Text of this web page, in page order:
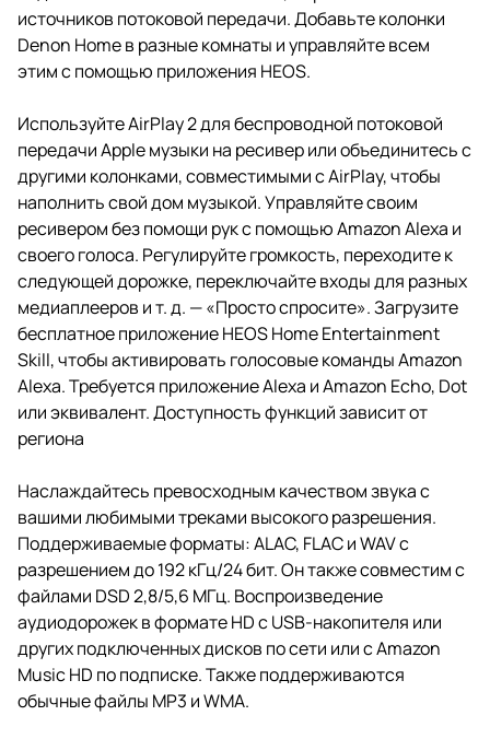
источников потоковой передачи. Добавьте колонки
Denon Home в разные комнаты и управляйте всем
этим с помощью приложения HEOS.
Используйте AirPlay 2 для беспроводной потоковой
передачи Apple музыки на ресивер или объединитесь с
другими колонками, совместимыми с AirPlay, чтобы
наполнить свой дом музыкой. Управляйте своим
ресивером без помощи рук с помощью Amazon Alexa и
своего голоса. Регулируйте громкость, переходите к
следующей дорожке, переключайте входы для разных
медиаплееров и т. д. — «Просто спросите». Загрузите
бесплатное приложение HEOS Home Entertainment
Skill, чтобы активировать голосовые команды Amazon
Alexa. Требуется приложение Alexa и Amazon Echo, Dot
или эквивалент. Доступность функций зависит от
региона
Наслаждайтесь превосходным качеством звука с
вашими любимыми треками высокого разрешения.
Поддерживаемые форматы: ALAC, FLAC и WAV с
разрешением до 192 кГц/24 бит. Он также совместим с
файлами DSD 2,8/5,6 МГц. Воспроизведение
аудиодорожек в формате HD с USB-накопителя или
других подключенных дисков по сети или с Amazon
Music HD по подписке. Также поддерживаются
обычные файлы MP3 и WMA.